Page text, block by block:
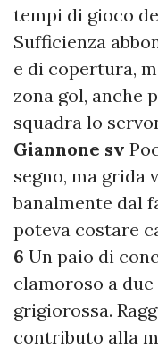
tempi di gioco
Sufficienza
e di copertura,
zona gol, anche
squadra lo
Giannone sv
segno, ma grida
banalmente dal
poteva costare
6 Un paio di
clamoroso a
grigiorossa.
contributo alla